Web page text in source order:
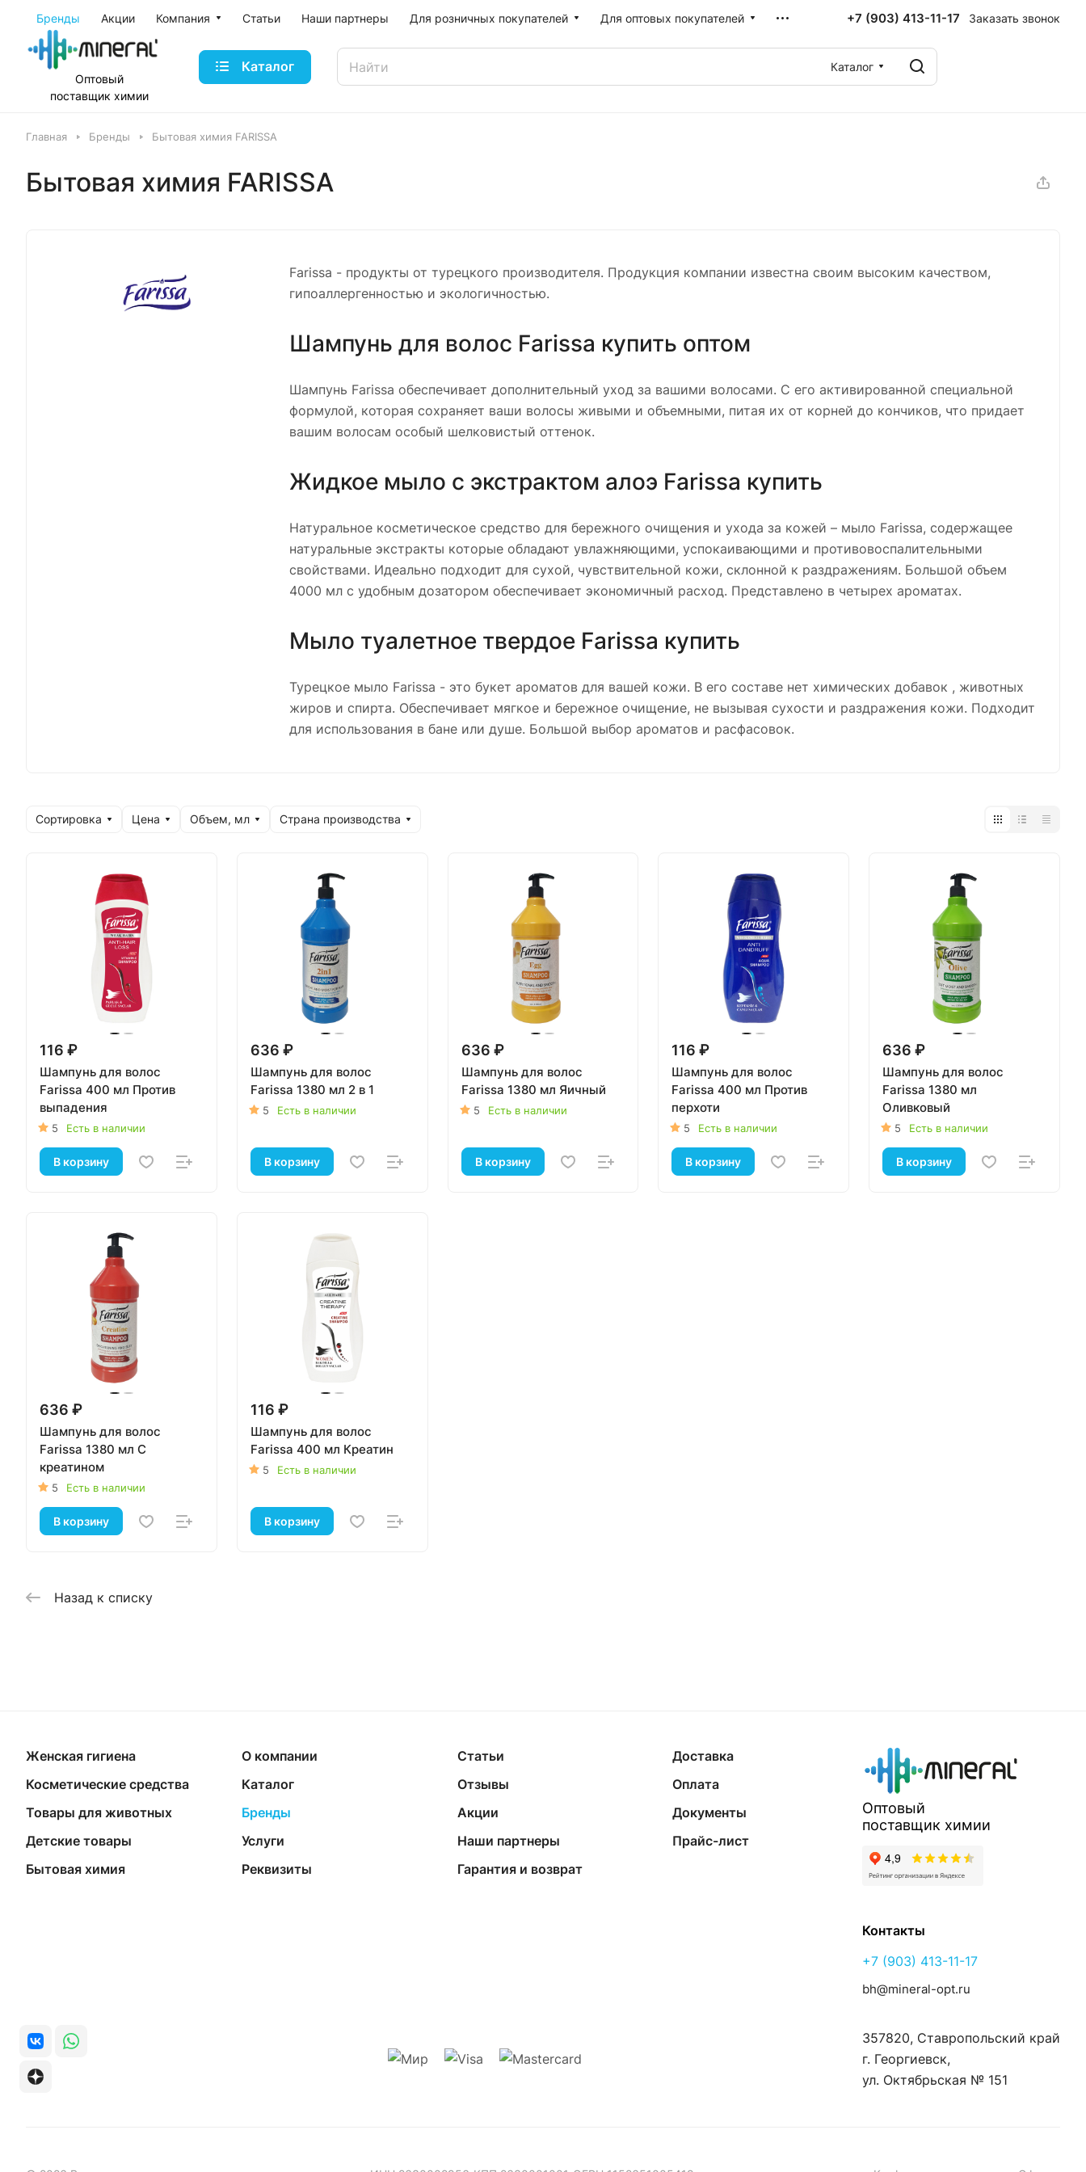
Бренды Акции Компания Статьи Наши партнеры Для розничных покупателей Для оптовых покупателей +7 (903) 413-11-17 Заказать звонок
Оптовый
поставщик химии
Каталог Каталог
Главная Бренды Бытовая химия FARISSA
Бытовая химия FARISSA
Farissa - продукты от турецкого производителя. Продукция компании известна своим высоким качеством,
гипоаллергенностью и экологичностью.
Шампунь для волос Farissa купить оптом
Шампунь Farissa обеспечивает дополнительный уход за вашими волосами. С его активированной специальной
формулой, которая сохраняет ваши волосы живыми и объемными, питая их от корней до кончиков, что придает
вашим волосам особый шелковистый оттенок.
Жидкое мыло с экстрактом алоэ Farissa купить
Натуральное косметическое средство для бережного очищения и ухода за кожей – мыло Farissa, содержащее
натуральные экстракты которые обладают увлажняющими, успокаивающими и противовоспалительными
свойствами. Идеально подходит для сухой, чувствительной кожи, склонной к раздражениям. Большой объем
4000 мл с удобным дозатором обеспечивает экономичный расход. Представлено в четырех ароматах.
Мыло туалетное твердое Farissa купить
Турецкое мыло Farissa - это букет ароматов для вашей кожи. В его составе нет химических добавок , животных
жиров и спирта. Обеспечивает мягкое и бережное очищение, не вызывая сухости и раздражения кожи. Подходит
для использования в бане или душе. Большой выбор ароматов и расфасовок.
Сортировка Цена Объем, мл Страна производства
116 ₽
Шампунь для волос
Farissa 400 мл Против
выпадения
5 Есть в наличии
В корзину
636 ₽
Шампунь для волос
Farissa 1380 мл 2 в 1
5 Есть в наличии
В корзину
636 ₽
Шампунь для волос
Farissa 1380 мл Яичный
5 Есть в наличии
В корзину
116 ₽
Шампунь для волос
Farissa 400 мл Против
перхоти
5 Есть в наличии
В корзину
636 ₽
Шампунь для волос
Farissa 1380 мл
Оливковый
5 Есть в наличии
В корзину
636 ₽
Шампунь для волос
Farissa 1380 мл С
креатином
5 Есть в наличии
В корзину
116 ₽
Шампунь для волос
Farissa 400 мл Креатин
5 Есть в наличии
В корзину
Назад к списку
Женская гигиена
Косметические средства
Товары для животных
Детские товары
Бытовая химия
О компании
Каталог
Бренды
Услуги
Реквизиты
Статьи
Отзывы
Акции
Наши партнеры
Гарантия и возврат
Доставка
Оплата
Документы
Прайс-лист
Оптовый
поставщик химии
Контакты
+7 (903) 413-11-17
bh@mineral-opt.ru
357820, Ставропольский край
г. Георгиевск,
ул. Октябрьская № 151